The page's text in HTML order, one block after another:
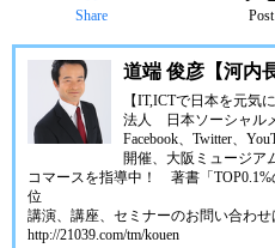
Share Post
道端 俊彦【河内
【IT,ICTで日本を元
法人 日本ソーシャル
Facebook、Twitter、
開催、大阪ミュージア
コマースを指導中！ 著書「
位
講演、講座、セミナーのお問い合わせ
http://21039.com/tm/kouen